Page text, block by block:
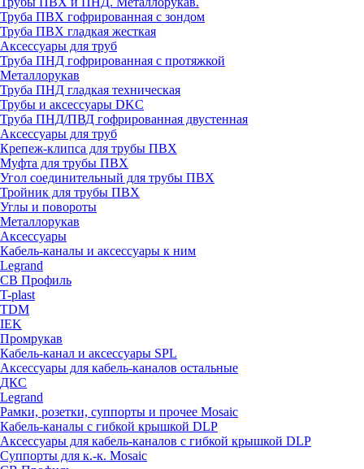
Труба ПВХ гофрированная с зондом
Труба ПВХ гладкая жесткая
Аксессуары для труб
Труба ПНД гофрированная с протяжкой
Металлорукав
Труба ПНД гладкая техническая
Трубы и аксессуары DKC
Труба ПНД/ПВД гофрированная двустенная
Аксессуары для труб
Крепеж-клипса для трубы ПВХ
Муфта для трубы ПВХ
Угол соединительный для трубы ПВХ
Тройник для трубы ПВХ
Углы и повороты
Металлорукав
Аксессуары
Кабель-каналы и аксессуары к ним
Legrand
СВ Профиль
T-plast
TDM
IEK
Промрукав
Кабель-канал и аксессуары SPL
Аксессуары для кабель-каналов остальные
ДКС
Legrand
Рамки, розетки, суппорты и прочее Mosaic
Кабель-каналы с гибкой крышкой DLP
Аксессуары для кабель-каналов с гибкой крышкой DLP
Суппорты для к.-к. Mosaic